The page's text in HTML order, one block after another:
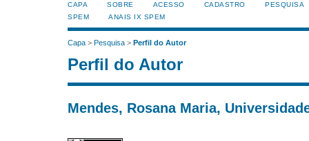
CAPA SOBRE ACESSO CADASTRO
PESQUISA
SPEM
ANAIS IX SPEM
Capa > Pesquisa > Perfil do Autor
Perfil do Autor
Mendes, Rosana Maria,